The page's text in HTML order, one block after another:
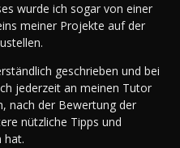
wurde ich sogar von einer
meiner Projekte auf der
geschrieben und bei
jederzeit an meinen Tutor
nach der Bewertung der
nützliche Tipps und
hat.